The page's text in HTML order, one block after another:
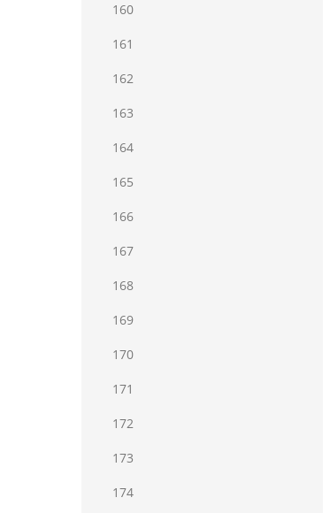
160
161
162
163
164
165
166
167
168
169
170
171
172
173
174